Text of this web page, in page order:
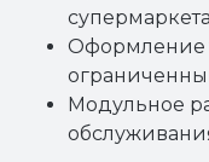
Оформление
Модульное